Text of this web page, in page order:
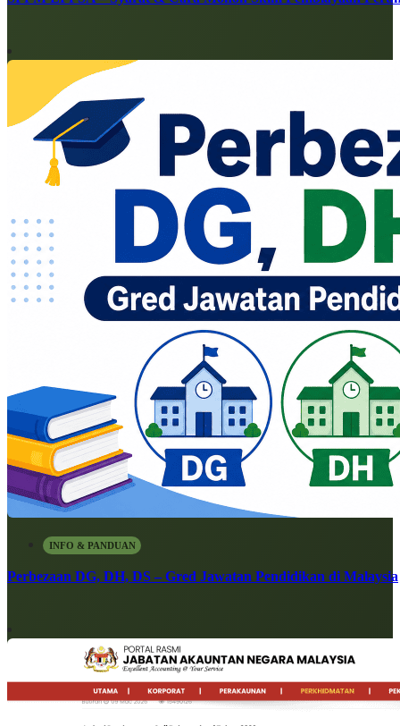
INFO & PANDUAN
Perbezaan DG, DH, DS – Gred Jawatan Pendidikan di Malaysia